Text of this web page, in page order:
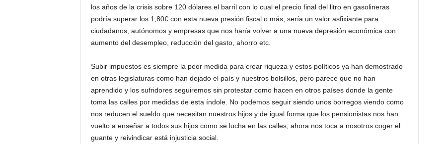
los años de la crisis sobre 120 dólares el barril con lo cual el precio final del litro en gasolineras
podría superar los 1,80€ con esta nueva presión fiscal o más, sería un valor asfixiante para
ciudadanos, autónomos y empresas que nos haría volver a una nueva depresión económica con
aumento del desempleo, reducción del gasto, ahorro etc.
Subir impuestos es siempre la peor medida para crear riqueza y estos políticos ya han demostrado
en otras legislaturas como han dejado el país y nuestros bolsillos, pero parece que no han
aprendido y los sufridores seguiremos sin protestar como hacen en otros países donde la gente
toma las calles por medidas de esta índole. No podemos seguir siendo unos borregos viendo como
nos reducen el sueldo que necesitan nuestros hijos y de igual forma que los pensionistas nos han
vuelto a enseñar a todos sus hijos como se lucha en las calles, ahora nos toca a nosotros coger el
guante y reivindicar está injusticia social.